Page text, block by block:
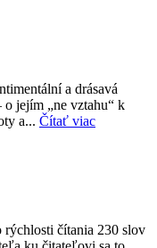
a drásavá
o jejím „ne vztahu“ k
a... Čítať viac
rýchlosti čítania 230 slov